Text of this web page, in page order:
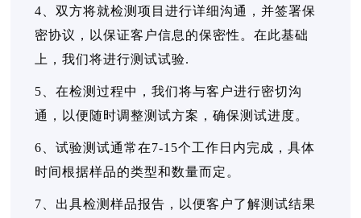
4、双方将就检测项目进行详细沟通，并签署保
密协议，以保证客户信息的保密性。在此基础
上，我们将进行测试试验.
5、在检测过程中，我们将与客户进行密切沟
通，以便随时调整测试方案，确保测试进度。
6、试验测试通常在7-15个工作日内完成，具体
时间根据样品的类型和数量而定。
7、出具检测样品报告，以便客户了解测试结果